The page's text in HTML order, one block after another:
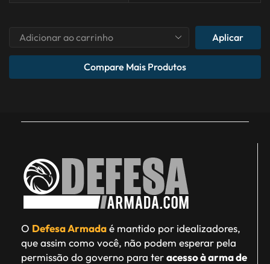
Aplicar
Compare Mais Produtos
O Defesa Armadaé mantido por idealizadores,
que assim como você, não podem esperar pela
permissão do governo para teracesso à arma de